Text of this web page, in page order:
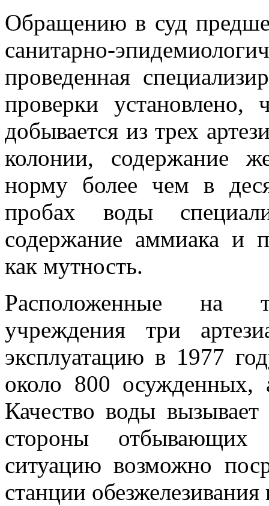
Обращению в суд
санитарно-
проведенная
проверки установлено,
добывается из трех
колонии, содержание
норму более чем в
пробах воды
содержание аммиака и
как мутность.
Расположенные на
учреждения три
эксплуатацию в 1977
около 800 осужденных,
Качество воды
стороны отбывающих
ситуацию возможно
станции